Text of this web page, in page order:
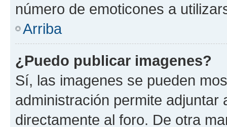
número de emoticones a
Arriba
¿Puedo publicar imagenes?
Sí, las imagenes se pueden
administración permite
directamente al foro. De otra